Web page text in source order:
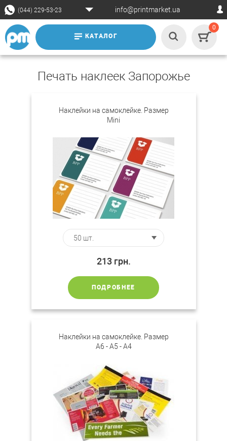
(044) 229-53-23 info@printmarket.ua
КАТАЛОГ
0
Печать наклеек Запорожье
Наклейки на самоклейке. Размер
Mini
213 грн.
ПОДРОБНЕЕ
Наклейки на самоклейке. Размер
А6 - А5 - А4